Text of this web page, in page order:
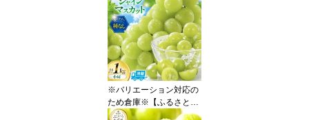
ャインマスカット 先行予
約 ひと口 BOX 36粒入り
約 400g [REGALO 山梨
県 韮崎市 20745497] シ
ャイン マスカット ブド
ウ ぶどう 葡萄 フルーツ
果物 くだもの 旬 山梨 ギ
フト
※バリエーション対応の
ため倉庫※【ふるさと納
税】 【2026年発送】 訳